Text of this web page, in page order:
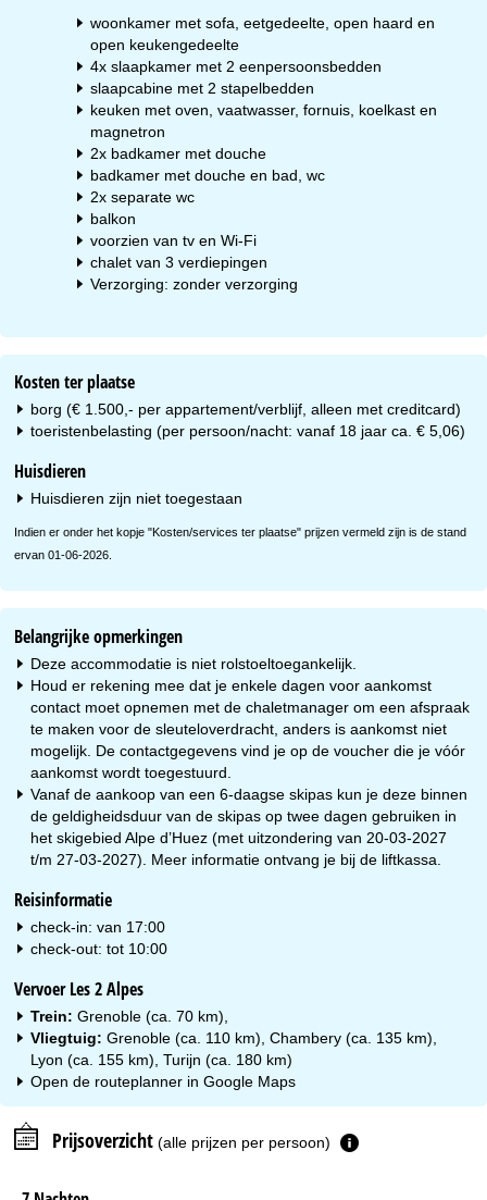
woonkamer met sofa, eetgedeelte, open haard en
open keukengedeelte
4x slaapkamer met 2 eenpersoonsbedden
slaapcabine met 2 stapelbedden
keuken met oven, vaatwasser, fornuis, koelkast en
magnetron
2x badkamer met douche
badkamer met douche en bad, wc
2x separate wc
balkon
voorzien van tv en Wi-Fi
chalet van 3 verdiepingen
Verzorging: zonder verzorging
Kosten ter plaatse
borg (€ 1.500,- per appartement/verblijf, alleen met creditcard)
toeristenbelasting (per persoon/nacht: vanaf 18 jaar ca. € 5,06)
Huisdieren
Huisdieren zijn niet toegestaan
Indien er onder het kopje "Kosten/services ter plaatse" prijzen vermeld zijn is de stand
ervan 01-06-2026.
Belangrijke opmerkingen
Deze accommodatie is niet rolstoeltoegankelijk.
Houd er rekening mee dat je enkele dagen voor aankomst
contact moet opnemen met de chaletmanager om een afspraak
te maken voor de sleuteloverdracht, anders is aankomst niet
mogelijk. De contactgegevens vind je op de voucher die je vóór
aankomst wordt toegestuurd.
Vanaf de aankoop van een 6-daagse skipas kun je deze binnen
de geldigheidsduur van de skipas op twee dagen gebruiken in
het skigebied Alpe d’Huez (met uitzondering van 20-03-2027
t/m 27-03-2027). Meer informatie ontvang je bij de liftkassa.
Reisinformatie
check-in: van 17:00
check-out: tot 10:00
Vervoer Les 2 Alpes
Trein:Grenoble (ca. 70 km),
Vliegtuig:Grenoble (ca. 110 km), Chambery (ca. 135 km),
Lyon (ca. 155 km), Turijn (ca. 180 km)
Open de routeplanner inGoogle Maps
Prijsoverzicht (alle prijzen per persoon)